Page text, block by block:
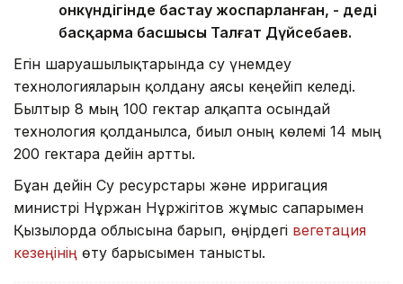
онкүндігінде бастау жоспарланған, - деді
басқарма басшысы Талғат Дүйсебаев.
Егін шаруашылықтарында су үнемдеу
технологияларын қолдану аясы кеңейіп келеді.
Былтыр 8 мың 100 гектар алқапта осындай
технология қолданылса, биыл оның көлемі 14 мың
200 гектарға дейін артты.
Бұған дейін Су ресурстары және ирригация
министрі Нұржан Нұржігітов жұмыс сапарымен
Қызылорда облысына барып, өңірдегі вегетация
кезеңінің өту барысымен танысты.